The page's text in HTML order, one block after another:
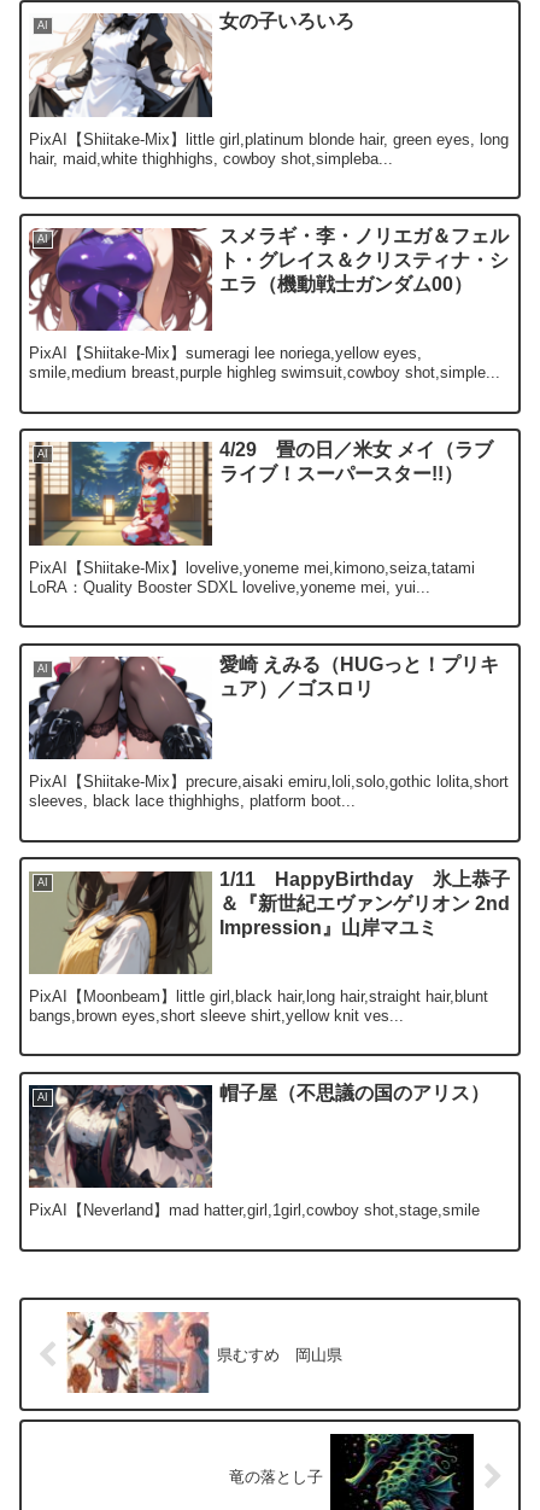
AI 女の子いろいろ
PixAI【Shiitake-Mix】little girl,platinum blonde hair, green eyes, long
hair, maid,white thighhighs, cowboy shot,simpleba...
AI
スメラギ・李・ノリエガ＆フェル
ト・グレイス＆クリスティナ・シ
エラ（機動戦士ガンダム00）
PixAI【Shiitake-Mix】sumeragi lee noriega,yellow eyes,
smile,medium breast,purple highleg swimsuit,cowboy shot,simple...
AI
4/29 畳の日／米女 メイ（ラブ
ライブ！スーパースター!!）
PixAI【Shiitake-Mix】lovelive,yoneme mei,kimono,seiza,tatami
LoRA：Quality Booster SDXL lovelive,yoneme mei, yui...
AI
愛崎 えみる（HUGっと！プリキ
ュア）／ゴスロリ
PixAI【Shiitake-Mix】precure,aisaki emiru,loli,solo,gothic lolita,short
sleeves, black lace thighhighs, platform boot...
AI
1/11 HappyBirthday 氷上恭子
＆『新世紀エヴァンゲリオン 2nd
Impression』山岸マユミ
PixAI【Moonbeam】little girl,black hair,long hair,straight hair,blunt
bangs,brown eyes,short sleeve shirt,yellow knit ves...
AI 帽子屋（不思議の国のアリス）
PixAI【Neverland】mad hatter,girl,1girl,cowboy shot,stage,smile
県むすめ 岡山県
竜の落とし子